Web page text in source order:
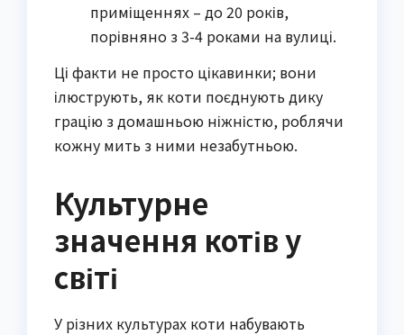
приміщеннях – до 20 років,
порівняно з 3-4 роками на вулиці.
Ці факти не просто цікавинки; вони
ілюструють, як коти поєднують дику
грацію з домашньою ніжністю, роблячи
кожну мить з ними незабутньою.
Культурне
значення котів у
світі
У різних культурах коти набувають